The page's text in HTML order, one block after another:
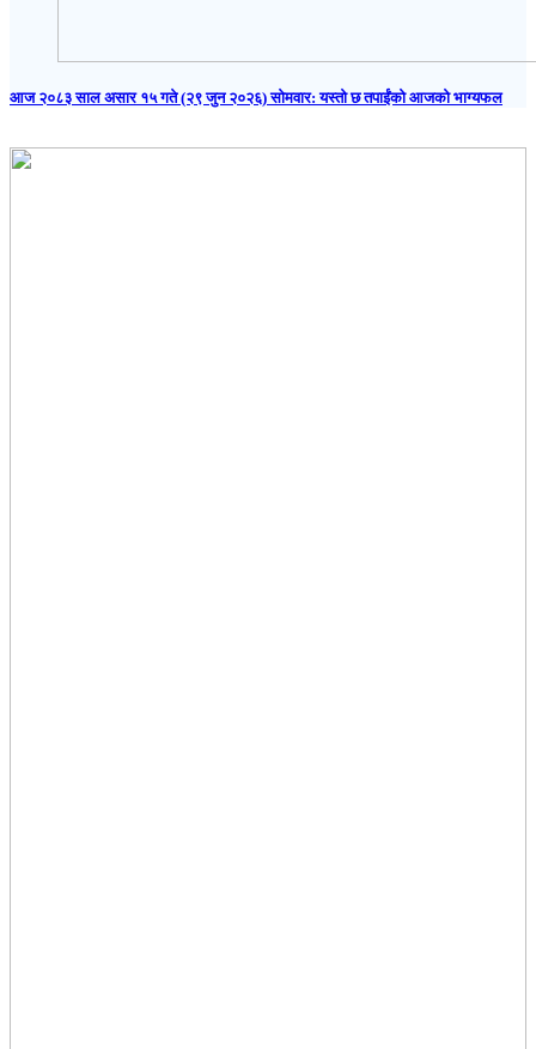
आज २०८३ साल असार १५ गते (२९ जुन २०२६) साेमवार: यस्तो छ तपाईंको आजको भाग्यफल